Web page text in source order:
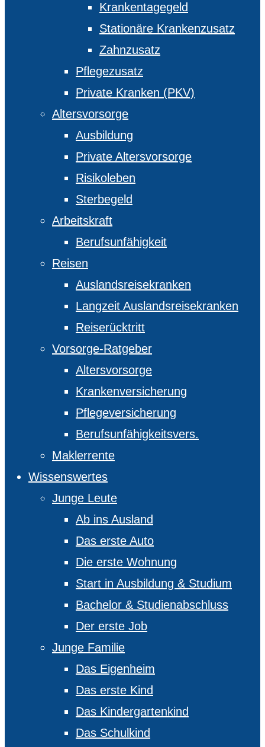
Krankentagegeld
Stationäre Krankenzusatz
Zahnzusatz
Pflegezusatz
Private Kranken (PKV)
Altersvorsorge
Ausbildung
Private Altersvorsorge
Risikoleben
Sterbegeld
Arbeitskraft
Berufsunfähigkeit
Reisen
Auslandsreisekranken
Langzeit Auslandsreisekranken
Reiserücktritt
Vorsorge-Ratgeber
Altersvorsorge
Krankenversicherung
Pflegeversicherung
Berufsunfähigkeitsvers.
Maklerrente
Wissenswertes
Junge Leute
Ab ins Ausland
Das erste Auto
Die erste Wohnung
Start in Ausbildung & Studium
Bachelor & Studienabschluss
Der erste Job
Junge Familie
Das Eigenheim
Das erste Kind
Das Kindergartenkind
Das Schulkind